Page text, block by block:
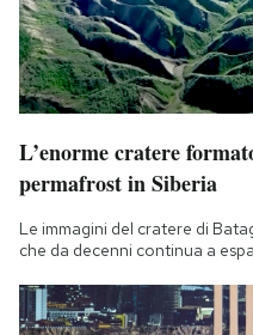
L’enorme cratere
permafrost in Siberia
Le immagini del cratere di
che da decenni continua a